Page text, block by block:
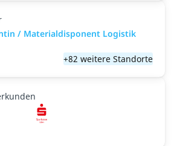
/ Materialdisponent Logistik
+82 weitere Standorte